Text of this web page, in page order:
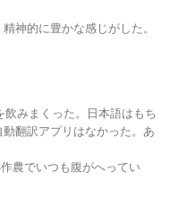
神的に豊かな感じがした。
飲みまくった。日本語はもち
翻訳アプリはなかった。あ
農でいつも腹がへってい